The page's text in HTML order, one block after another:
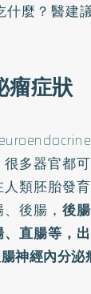
麼？醫建
瘤症狀
多器官都
類胚胎發
、後腸，後
直腸等，
神經內分泌